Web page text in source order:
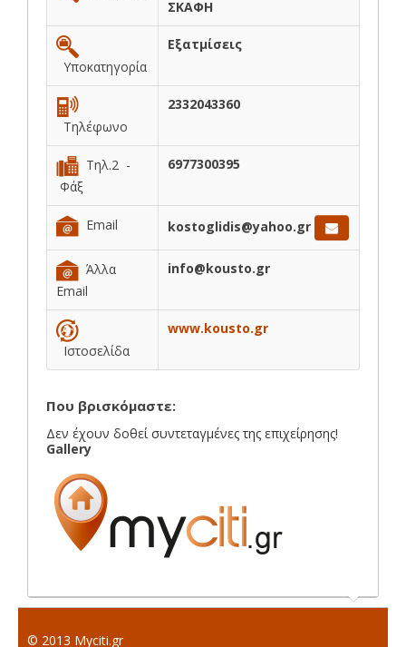
ΣΚΑΦΗ
Υποκατηγορία
Εξατμίσεις
Τηλέφωνο
2332043360
Τηλ.2 -
Φάξ
6977300395
Email kostoglidis@yahoo.gr
Άλλα
Email
info@kousto.gr
Ιστοσελίδα
www.kousto.gr
Που βρισκόμαστε:
Δεν έχουν δοθεί συντεταγμένες της επιχείρησης!
Gallery
© 2013 Myciti.gr